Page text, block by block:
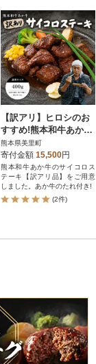
【訳アリ】ヒロシのお
すすめ!熊本和牛あか牛
サイコロステーキ 400g
(あか牛のたれ付き)(美
里町)
熊本県美里町
寄付金額 15,500円
熊本和牛あか牛のサイコロス
テーキ【訳アリ品】をご用意
しました。あか牛のたれ付き!
(2件)